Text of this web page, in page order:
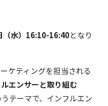
（水）16:10-16:40となり
ケティングを担当される
ルエンサーと取り組む
うテーマで、インフルエン